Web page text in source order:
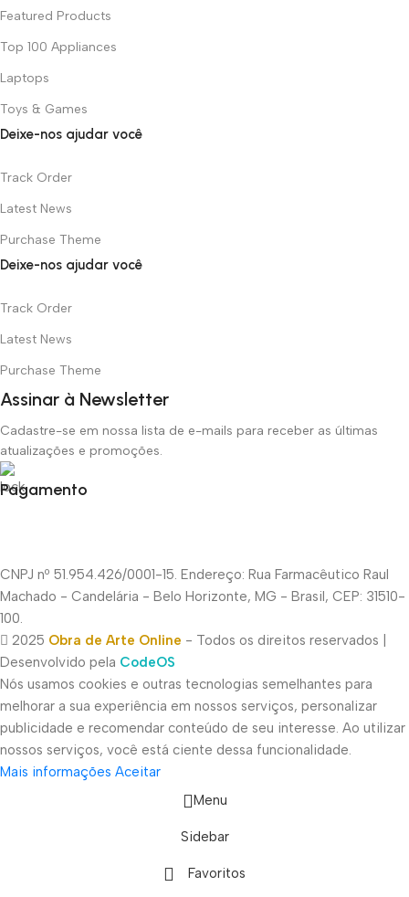
Featured Products
Top 100 Appliances
Laptops
Toys & Games
Deixe-nos ajudar você
Track Order
Latest News
Purchase Theme
Deixe-nos ajudar você
Track Order
Latest News
Purchase Theme
Assinar à Newsletter
Cadastre-se em nossa lista de e-mails para receber as últimas
atualizações e promoções.
Pagamento
CNPJ nº 51.954.426/0001-15. Endereço: Rua Farmacêutico Raul
Machado - Candelária - Belo Horizonte, MG - Brasil, CEP: 31510-
100.
2025 Obra de Arte Online - Todos os direitos reservados |
Desenvolvido pela CodeOS
Nós usamos cookies e outras tecnologias semelhantes para
melhorar a sua experiência em nossos serviços, personalizar
publicidade e recomendar conteúdo de seu interesse. Ao utilizar
nossos serviços, você está ciente dessa funcionalidade.
Mais informações Aceitar
Menu
Sidebar
Favoritos